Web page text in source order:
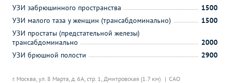
г. Москва, ул. 8 Марта, д. 6А, стр. 1, Дмитровская (1.7 км) САО
УЗИ забрюшинного пространства
1500
УЗИ малого таза у женщин (трансабдоминально)
1500
УЗИ простаты (предстательной железы)
трансабдоминально
2000
УЗИ брюшной полости
2900